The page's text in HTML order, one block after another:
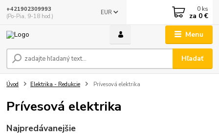
Menu
EUR
Hľadať
+421902309993
(Po-Pia, 9-18 hod.)
0 ks
za 0 €
Úvod Elektrika - Redukcie Prívesová elektrika
Prívesová elektrika
Najpredávanejšie